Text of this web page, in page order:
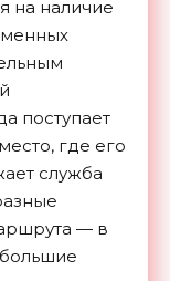
на наличие
поступает
где его
служба
— в